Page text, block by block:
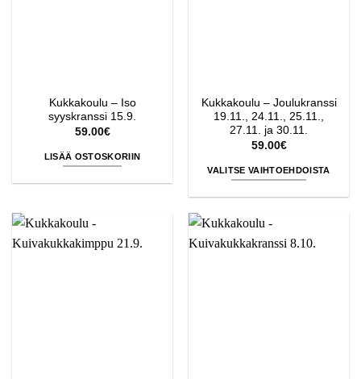
Kukkakoulu – Iso
syyskranssi 15.9.
59.00€
LISÄÄ OSTOSKORIIN
Kukkakoulu – Joulukranssi
19.11., 24.11., 25.11.,
27.11. ja 30.11.
59.00€
VALITSE VAIHTOEHDOISTA
on
useampi